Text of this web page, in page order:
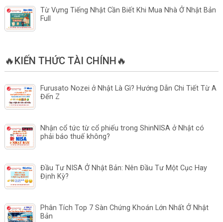
Từ Vựng Tiếng Nhật Cần Biết Khi Mua Nhà Ở Nhật Bản
Full
🔥KIẾN THỨC TÀI CHÍNH🔥
Furusato Nozei ở Nhật Là Gì? Hướng Dẫn Chi Tiết Từ A
Đến Z
Nhận cổ tức từ cổ phiếu trong ShinNISA ở Nhật có
phải báo thuế không?
Đầu Tư NISA Ở Nhật Bản: Nên Đầu Tư Một Cục Hay
Định Kỳ?
Phân Tích Top 7 Sàn Chứng Khoán Lớn Nhất Ở Nhật
Bản